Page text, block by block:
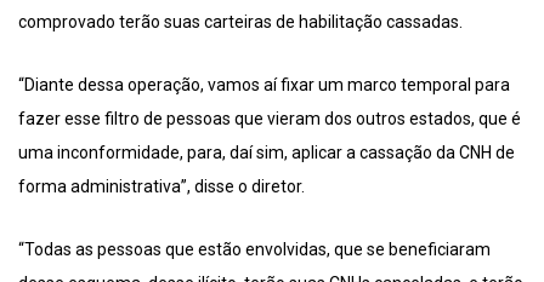
comprovado terão suas carteiras de habilitação cassadas.
“Diante dessa operação, vamos aí fixar um marco temporal para
fazer esse filtro de pessoas que vieram dos outros estados, que é
uma inconformidade, para, daí sim, aplicar a cassação da CNH de
forma administrativa”, disse o diretor.
“Todas as pessoas que estão envolvidas, que se beneficiaram